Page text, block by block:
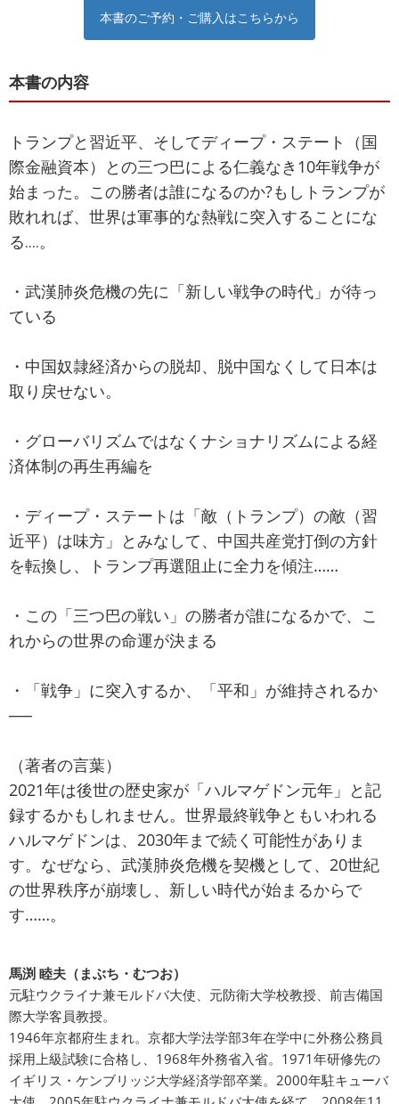
本書のご予約・ご購入はこちらから
本書の内容
トランプと習近平、そしてディープ・ステート（国
際金融資本）との三つ巴による仁義なき10年戦争が
始まった。この勝者は誰になるのか?もしトランプが
敗れれば、世界は軍事的な熱戦に突入することにな
る‥‥。
・武漢肺炎危機の先に「新しい戦争の時代」が待っ
ている
・中国奴隷経済からの脱却、脱中国なくして日本は
取り戻せない。
・グローバリズムではなくナショナリズムによる経
済体制の再生再編を
・ディープ・ステートは「敵（トランプ）の敵（習
近平）は味方」とみなして、中国共産党打倒の方針
を転換し、トランプ再選阻止に全力を傾注……
・この「三つ巴の戦い」の勝者が誰になるかで、こ
れからの世界の命運が決まる
・「戦争」に突入するか、「平和」が維持されるか
──
（著者の言葉）
2021年は後世の歴史家が「ハルマゲドン元年」と記
録するかもしれません。世界最終戦争ともいわれる
ハルマゲドンは、2030年まで続く可能性がありま
す。なぜなら、武漢肺炎危機を契機として、20世紀
の世界秩序が崩壊し、新しい時代が始まるからで
す……。
馬渕 睦夫（まぶち・むつお）
元駐ウクライナ兼モルドバ大使、元防衛大学校教授、前吉備国
際大学客員教授。
1946年京都府生まれ。京都大学法学部3年在学中に外務公務員
採用上級試験に合格し、1968年外務省入省。1971年研修先の
イギリス・ケンブリッジ大学経済学部卒業。2000年駐キューバ